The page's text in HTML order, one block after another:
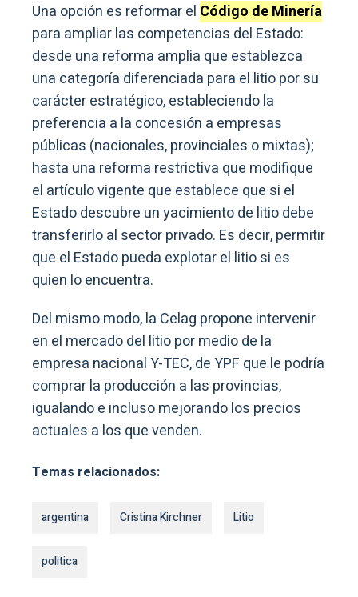
Una opción es reformar el Código de Minería
para ampliar las competencias del Estado:
desde una reforma amplia que establezca
una categoría diferenciada para el litio por su
carácter estratégico, estableciendo la
preferencia a la concesión a empresas
públicas (nacionales, provinciales o mixtas);
hasta una reforma restrictiva que modifique
el artículo vigente que establece que si el
Estado descubre un yacimiento de litio debe
transferirlo al sector privado. Es decir, permitir
que el Estado pueda explotar el litio si es
quien lo encuentra.
Del mismo modo, la Celag propone intervenir
en el mercado del litio por medio de la
empresa nacional Y-TEC, de YPF que le podría
comprar la producción a las provincias,
igualando e incluso mejorando los precios
actuales a los que venden.
Temas relacionados:
argentina Cristina Kirchner Litio
politica